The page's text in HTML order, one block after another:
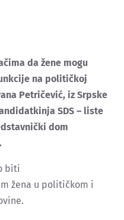
da žene mogu
na političkoj
Petričević, iz Srpske
SDS – liste
dom
biti
žena u političkom i